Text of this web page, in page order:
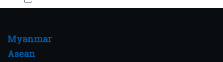
Myanmar
Asean